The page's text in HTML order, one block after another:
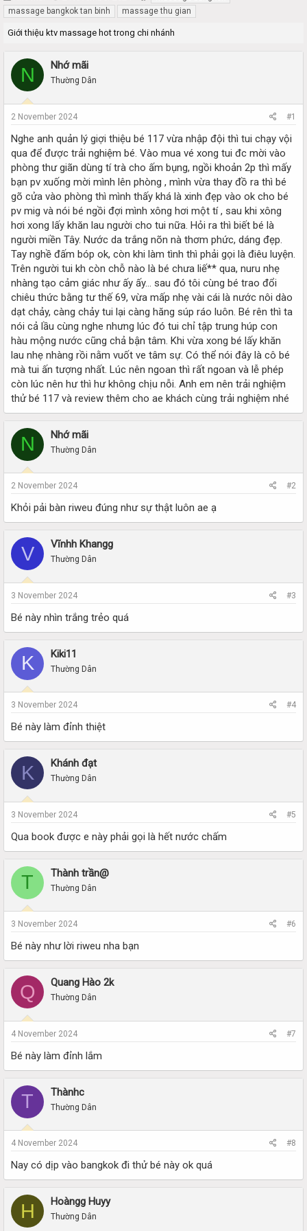
h
r
e
s
t
r
t
t
a
r
a
t
massage bangkok tan binh
massage thu gian
Giới thiệu ktv massage hot trong chi nhánh
N Nhớ mãi
Thường Dân
2 November 2024 #1
Nghe anh quản lý giợi thiệu bé 117 vừa nhập đội thì tui chạy vội
qua để được trải nghiệm bé. Vào mua vé xong tui đc mời vào
phòng thư giãn dùng tí trà cho ấm bụng, ngồi khoản 2p thì mấy
bạn pv xuống mời mình lên phòng , mình vừa thay đồ ra thì bé
gõ cửa vào phòng thì mình thấy khá là xinh đẹp vào ok cho bé
pv mig và nói bé ngồi đợi mình xông hơi một tí , sau khi xông
hơi xong lấy khăn lau người cho tui nữa. Hỏi ra thì biết bé là
người miền Tây. Nước da trắng nõn nà thơm phức, dáng đẹp.
Tay nghề đấm bóp ok, còn khi làm tình thì phải gọi là điêu luyện.
Trên người tui kh còn chỗ nào là bé chưa liế** qua, nuru nhẹ
nhàng tạo cảm giác như ấy ấy… sau đó tôi cùng bé trao đổi
chiêu thức bằng tư thế 69, vừa mấp nhẹ vài cái là nước nôi dào
dạt chảy, càng chảy tui lại càng hăng súp ráo luôn. Bé rên thì ta
nói cả lầu cùng nghe nhưng lúc đó tui chỉ tập trung húp con
hàu mộng nước cũng chả bận tâm. Khi vừa xong bé lấy khăn
lau nhẹ nhàng rồi nằm vuốt ve tâm sự. Có thể nói đây là cô bé
mà tui ấn tượng nhất. Lúc nên ngoan thì rất ngoan và lễ phép
còn lúc nên hư thì hư không chịu nỗi. Anh em nên trải nghiệm
thử bé 117 và review thêm cho ae khách cùng trải nghiệm nhé
N Nhớ mãi
Thường Dân
2 November 2024 #2
Khỏi pải bàn riweu đúng như sự thật luôn ae ạ
V Vĩnhh Khangg
Thường Dân
3 November 2024 #3
Bé này nhìn trắng trẻo quá
K Kiki11
Thường Dân
3 November 2024 #4
Bé này làm đỉnh thiệt
K Khánh đạt
Thường Dân
3 November 2024 #5
Qua book được e này phải gọi là hết nước chấm
T Thành trần@
Thường Dân
3 November 2024 #6
Bé này như lời riweu nha bạn
Q Quang Hào 2k
Thường Dân
4 November 2024 #7
Bé này làm đỉnh lắm
T Thànhc
Thường Dân
4 November 2024 #8
Nay có dịp vào bangkok đi thử bé này ok quá
H Hoàngg Huyy
Thường Dân